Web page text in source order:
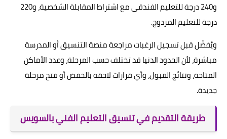
و240 درجة للتعليم الفندقي مع اشتراط المقابلة الشخصية، و220
درجة للتعليم المزدوج.
ويُفضّل قبل تسجيل الرغبات مراجعة منصة التنسيق أو المدرسة
مباشرة، لأن الحدود الدنيا قد تختلف حسب المرحلة، وعدد الأماكن
المتاحة، ونتائج القبول، وأي قرارات لاحقة بالخفض أو فتح مرحلة
جديدة.
طريقة التقديم في تنسيق التعليم الفني بالسويس